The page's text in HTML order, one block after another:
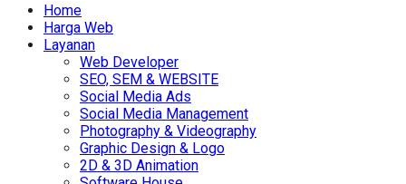
Home
Harga Web
Layanan
Web Developer
SEO, SEM & WEBSITE
Social Media Ads
Social Media Management
Photography & Videography
Graphic Design & Logo
2D & 3D Animation